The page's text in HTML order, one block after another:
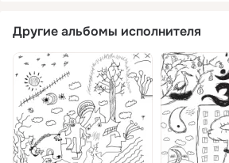
Другие альбомы исполнителя